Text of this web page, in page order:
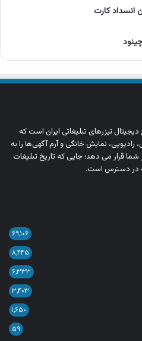
انسداد کارت
تیزرهای تبلیغاتی ایران است که
رادیویی، نمایش خانگی و آرم‌ آگهی‌ها را به‌
قرار می‌ دهد؛ جایی که تاریخ تبلیغات
در دسترس است.
۶۹,۱۰۶
۸,۴۴۵
۶,۳۳۳
۳,۴۰۳
۱,۶۵۰
۵۹